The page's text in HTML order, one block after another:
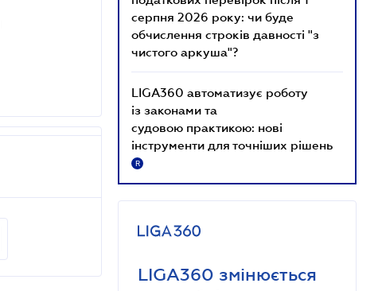
серпня 2026 року: чи буде
обчислення строків давності "з
чистого аркуша"?
LIGA360 автоматизує роботу
із законами та
судовою практикою: нові
інструменти для точніших рішень
R
LIGA360 змінюється